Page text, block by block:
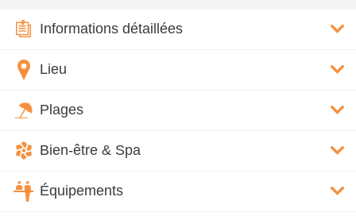
Informations détaillées
Lieu
Plages
Bien-être & Spa
Équipements